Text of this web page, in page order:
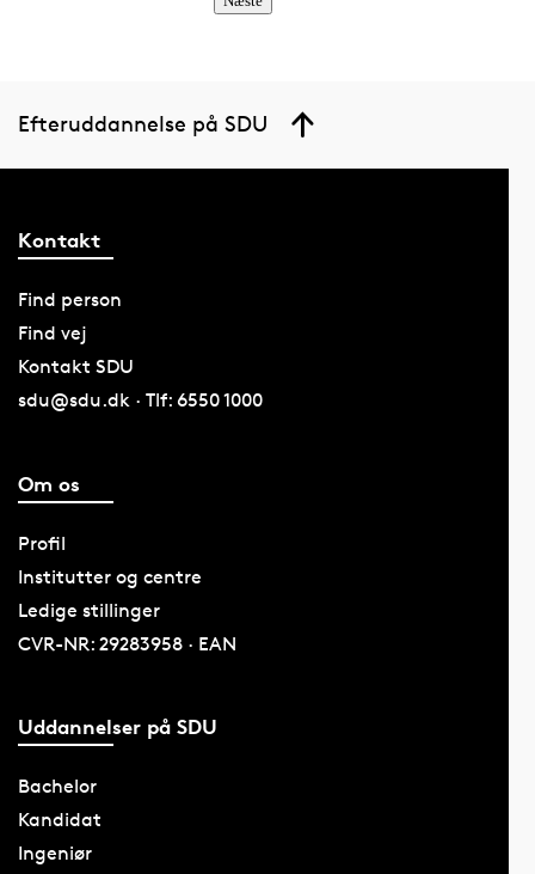
Efteruddannelse på SDU
Kontakt
Find person
Find vej
Kontakt SDU
sdu@sdu.dk · Tlf: 6550 1000
Om os
Profil
Institutter og centre
Ledige stillinger
CVR-NR: 29283958 · EAN
Uddannelser på SDU
Bachelor
Kandidat
Ingeniør